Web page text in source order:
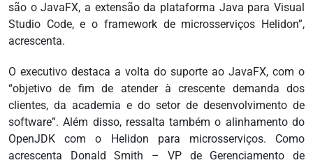
são o JavaFX, a extensão da plataforma Java para Visual
Studio Code, e o framework de microsserviços Helidon”,
acrescenta.
O executivo destaca a volta do suporte ao JavaFX, com o
“objetivo de fim de atender à crescente demanda dos
clientes, da academia e do setor de desenvolvimento de
software”. Além disso, ressalta também o alinhamento do
OpenJDK com o Helidon para microsserviços. Como
acrescenta Donald Smith – VP de Gerenciamento de